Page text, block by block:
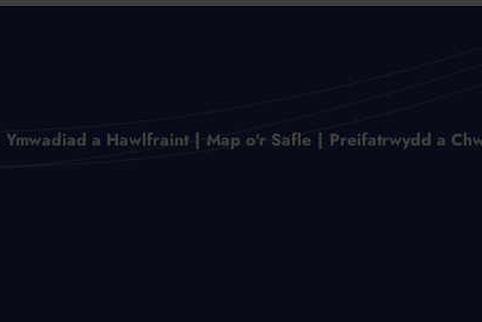
Ymwadiad a Hawlfraint Map o'r Safle Preifatrwydd a